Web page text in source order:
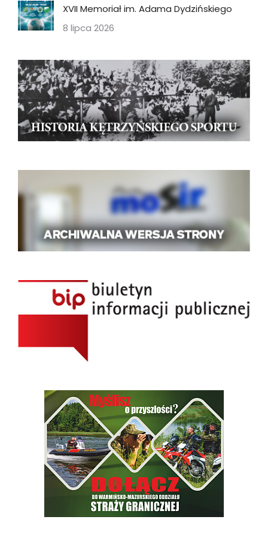
XVII Memoriał im. Adama Dydzińskiego
8 lipca 2026